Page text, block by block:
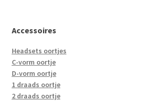
Accessoires
Headsets oortjes
C-vorm oortje
D-vorm oortje
1 draads oortje
2 draads oortje